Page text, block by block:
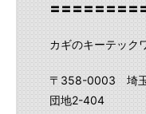
〓〓〓〓〓〓〓〓
カギのキーテッ
〒358-0003 埼
団地2-404